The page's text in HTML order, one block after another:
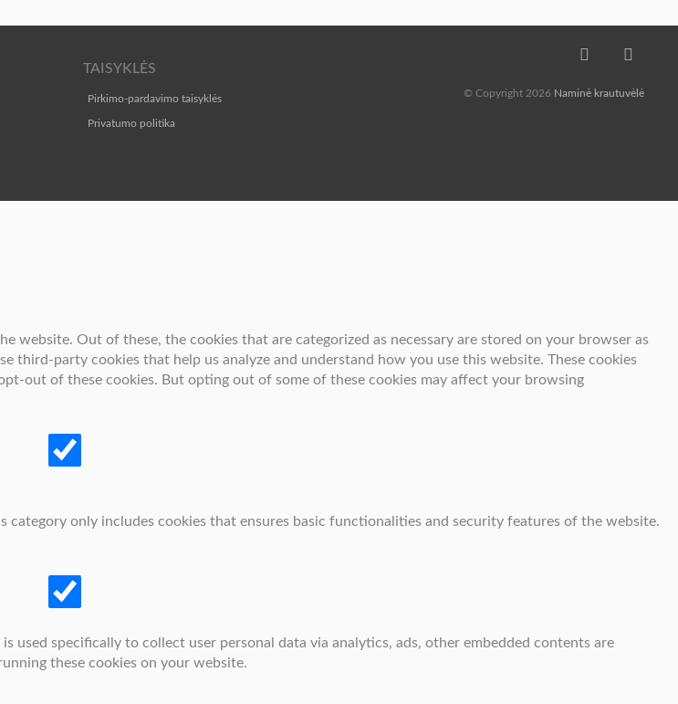
TAISYKLĖS
Pirkimo-pardavimo taisyklės
Privatumo politika
© Copyright 2026 Naminė krautuvėlė
website. Out of these, the cookies that are categorized as necessary are stored on your browser as
party cookies that help us analyze and understand how you use this website. These cookies
out of these cookies. But opting out of some of these cookies may affect your browsing
only includes cookies that ensures basic functionalities and security features of the website.
specifically to collect user personal data via analytics, ads, other embedded contents are
these cookies on your website.